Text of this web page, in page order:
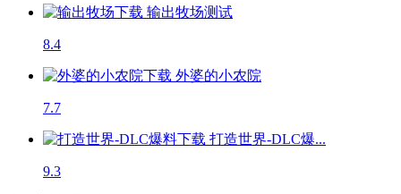
输出牧场测试
8.4
外婆的小农院
7.7
打造世界-DLC爆...
9.3